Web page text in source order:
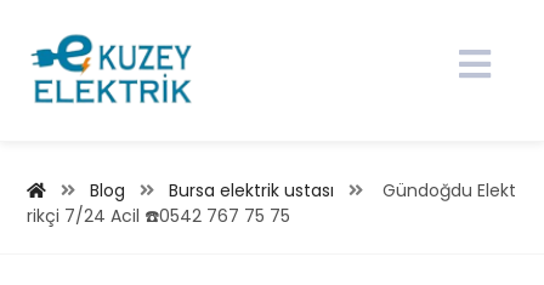
Blog Bursa elektrik ustası
Gündoğdu Elekt
rikçi 7/24 Acil ☎️0542 767 75 75